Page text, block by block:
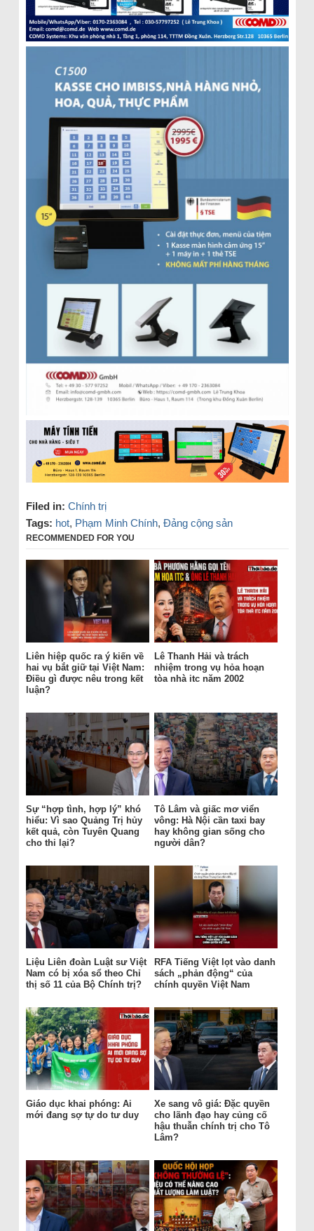
Filed in: Chính trị
Tags: hot, Phạm Minh Chính, Đảng cộng sản
RECOMMENDED FOR YOU
Liên hiệp quốc ra ý kiến về
hai vụ bắt giữ tại Việt Nam:
Điều gì được nêu trong kết
luận?
Lê Thanh Hải và trách
nhiệm trong vụ hỏa hoạn
tòa nhà itc năm 2002
Sự “hợp tình, hợp lý” khó
hiểu: Vì sao Quảng Trị hủy
kết quả, còn Tuyên Quang
cho thi lại?
Tô Lâm và giấc mơ viển
vông: Hà Nội cần taxi bay
hay không gian sống cho
người dân?
Liệu Liên đoàn Luật sư Việt
Nam có bị xóa sổ theo Chỉ
thị số 11 của Bộ Chính trị?
RFA Tiếng Việt lọt vào danh
sách „phản động“ của
chính quyền Việt Nam
Giáo dục khai phóng: Ai
mới đang sợ tự do tư duy
Xe sang vô giá: Đặc quyền
cho lãnh đạo hay củng cố
hậu thuẫn chính trị cho Tô
Lâm?